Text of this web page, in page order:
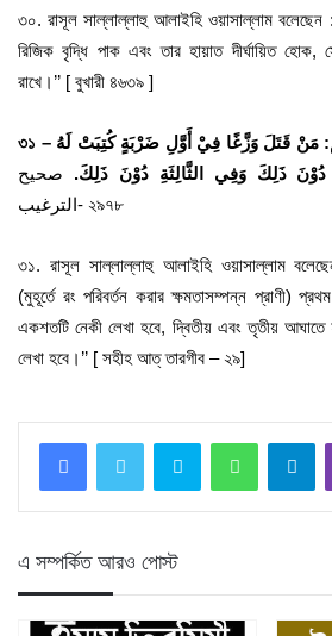
৩০. রাসূল সাল্লাল্লাহু আলাইহি ওয়াসাল্লাম বলেছেন
রিজিক বৃদ্ধি পাক এবং তার হায়াত দীর্ঘায়িত হোক,
রাখে।’’ [ বুখারী ৪৬৩৯ ]
৩১ –قَالَ صَلَّى الله ُعَلَيهِ وَسَلَّمَ: مَنْ قَتَلَ وَزَّغًا فِيْ أَوَّلِ ضَرْبَةٍ كُتِبَتْ لَهُ
دُوْنَ ذَلِكَ وَفِي الثَّالِثَةِ دُوْنَ ذَلِكَ. صحيح
الترغيب- ২৯৭৮
৩১. রাসূল সাল্লাল্লাহু আলাইহি ওয়াসাল্লাম
(মুহূর্তে রং পরিবর্তন করার ক্ষমতাসম্পন্ন প্রাণী)
একশতটি নেকী লেখা হবে, দ্বিতীয় এবং তৃতীয়
লেখা হবে।’’ [ সহীহ আত্ তারগীব – ২৯]
Skype WhatsApp
এ সম্পর্কিত আরও পোস্ট